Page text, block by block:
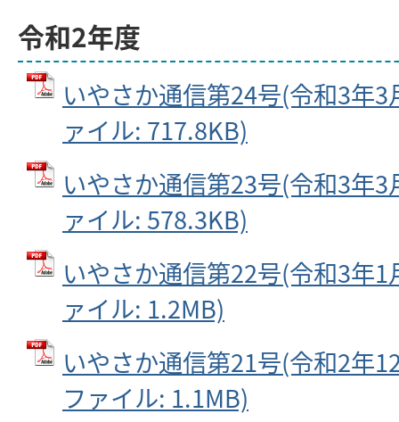
令和2年度
いやさか通信第24号(令和3年3
ァイル: 717.8KB)
いやさか通信第23号(令和3年3
ァイル: 578.3KB)
いやさか通信第22号(令和3年1
ァイル: 1.2MB)
いやさか通信第21号(令和2年
ファイル: 1.1MB)